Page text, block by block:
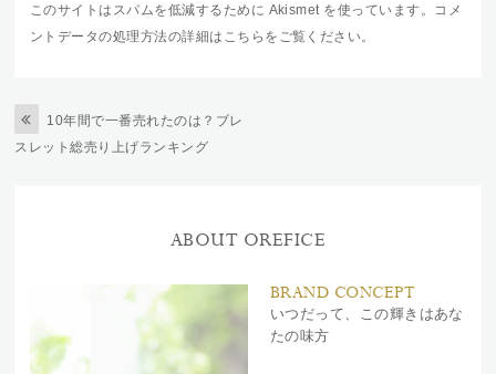
このサイトはスパムを低減するために Akismet を使っています。
コメ
ントデータの処理方法の詳細はこちらをご覧ください。
10年間で一番売れたのは？ブレ
スレット総売り上げランキング
ABOUT OREFICE
BRAND CONCEPT
いつだって、この輝きはあな
たの味方